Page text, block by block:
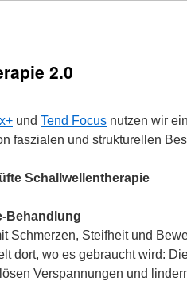
2.0
und Tend Focus nutzen wir
faszialen und strukturellen
Schallwellentherapie
Behandlung
Schmerzen, Steifheit und
dort, wo es gebraucht wird:
Verspannungen und